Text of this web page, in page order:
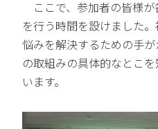
ここで、参加者の皆様
を行う時間を設けました
悩みを解決するための手
の取組みの具体的なとこ
います。